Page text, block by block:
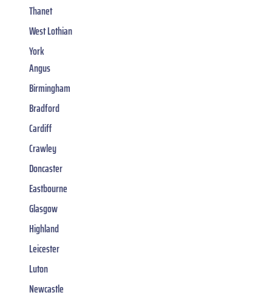
Thanet
West Lothian
York
Angus
Birmingham
Bradford
Cardiff
Crawley
Doncaster
Eastbourne
Glasgow
Highland
Leicester
Luton
Newcastle